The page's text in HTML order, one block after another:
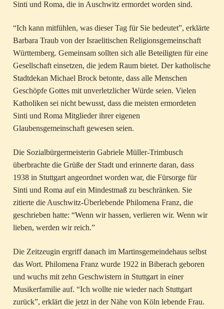
Sinti und Roma, die in Auschwitz ermordet worden sind.
“Ich kann mitfühlen, was dieser Tag für Sie bedeutet”, erklärte
Barbara Traub von der Israelitischen Religionsgemeinschaft
Württemberg. Gemeinsam sollten sich alle Beteiligten für eine
Gesellschaft einsetzen, die jedem Raum bietet. Der katholische
Stadtdekan Michael Brock betonte, dass alle Menschen
Geschöpfe Gottes mit unverletzlicher Würde seien. Vielen
Katholiken sei nicht bewusst, dass die meisten ermordeten
Sinti und Roma Mitglieder ihrer eigenen
Glaubensgemeinschaft gewesen seien.
Die Sozialbürgermeisterin Gabriele Müller-Trimbusch
überbrachte die Grüße der Stadt und erinnerte daran, dass
1938 in Stuttgart angeordnet worden war, die Fürsorge für
Sinti und Roma auf ein Mindestmaß zu beschränken. Sie
zitierte die Auschwitz-Überlebende Philomena Franz, die
geschrieben hatte: “Wenn wir hassen, verlieren wir. Wenn wir
lieben, werden wir reich.”
Die Zeitzeugin ergriff danach im Martinsgemeindehaus selbst
das Wort. Philomena Franz wurde 1922 in Biberach geboren
und wuchs mit zehn Geschwistern in Stuttgart in einer
Musikerfamilie auf. “Ich wollte nie wieder nach Stuttgart
zurück”, erklärt die jetzt in der Nähe von Köln lebende Frau.